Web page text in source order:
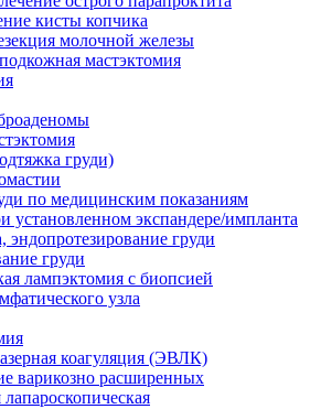
кисты копчика
молочной железы
мастэктомия
груди)
по медицинским показаниям
установленном экспандере/импланта
груди
груди
лампэктомия с биопсией
узла
коагуляция (ЭВЛК)
варикозно расширенных